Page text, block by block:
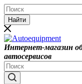
Найти
Интернет-магазин
автосервисов